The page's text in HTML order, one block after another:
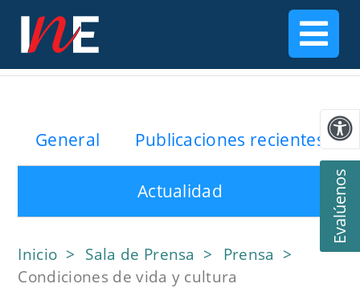
Evalúenos
General Publicaciones recientes
Actualidad
Inicio Sala de Prensa
Prensa
Condiciones de vida y cultura